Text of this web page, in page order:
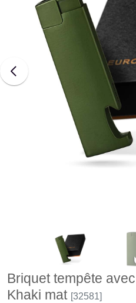
Briquet tempête
Khaki mat [32581]